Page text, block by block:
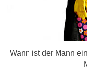
Wann ist der Mann